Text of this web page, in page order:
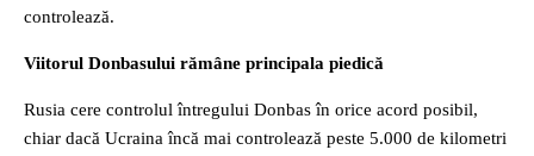
controlează.
Viitorul Donbasului rămâne principala piedică
Rusia cere controlul întregului Donbas în orice acord posibil,
chiar dacă Ucraina încă mai controlează peste 5.000 de kilometri